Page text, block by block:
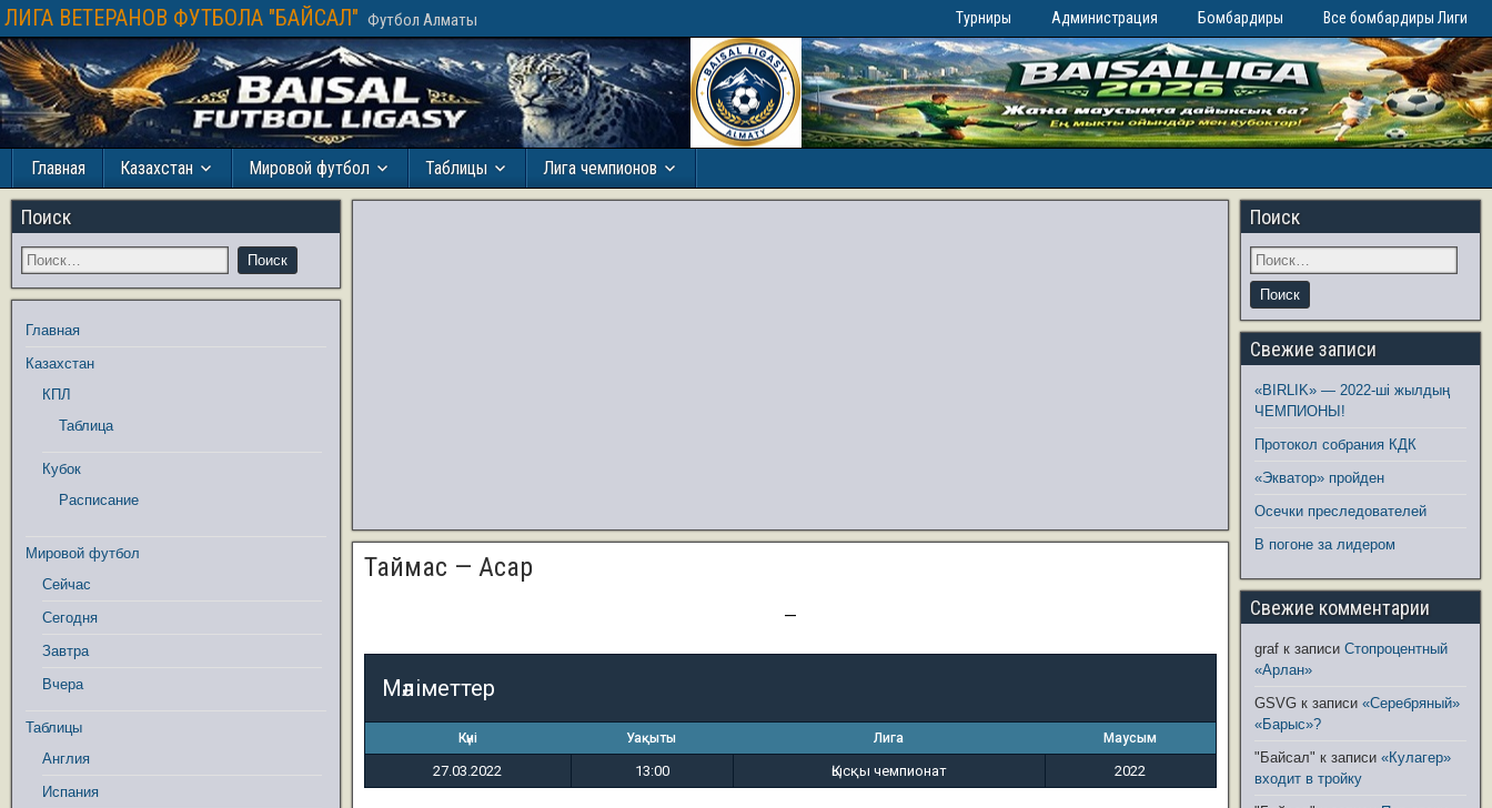
ЛИГА ВЕТЕРАНОВ ФУТБОЛА "БАЙСАЛ" Футбол Алматы Турниры Администрация Бомбардиры Все бомбардиры Лиги
Главная Казахстан Мировой футбол Таблицы Лига чемпионов
Таймас — Асар
—
Мәліметтер
Күні Уақыты Лига Маусым
27.03.2022 13:00 Қысқы чемпионат 2022
Поиск
Главная
Казахстан
КПЛ
Таблица
Кубок
Расписание
Мировой футбол
Сейчас
Сегодня
Завтра
Вчера
Таблицы
Англия
Испания
Поиск
Свежие записи
«BIRLIK» — 2022-ші жылдың
ЧЕМПИОНЫ!
Протокол собрания КДК
«Экватор» пройден
Осечки преследователей
В погоне за лидером
Свежие комментарии
graf к записиСтопроцентный
«Арлан»
GSVG к записи«Серебряный»
«Барыс»?
"Байсал" к записи«Кулагер»
входит в тройку